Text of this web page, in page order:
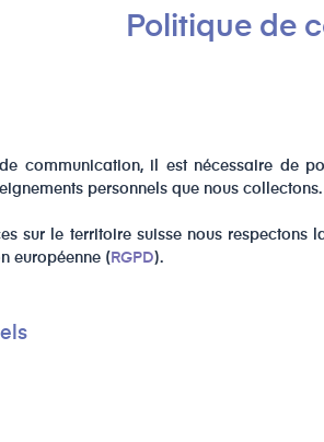
Politique de
communication, il est nécessaire de
personnels que nous collectons.
sur le territoire suisse nous
européenne ( RGPD).